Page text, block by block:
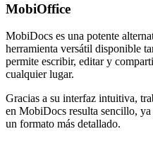
MobiOffice
MobiDocs es una potente
herramienta versátil disponible
permite escribir, editar y
cualquier lugar.
Gracias a su interfaz intuitiva,
en MobiDocs resulta sencillo, ya
un formato más detallado.